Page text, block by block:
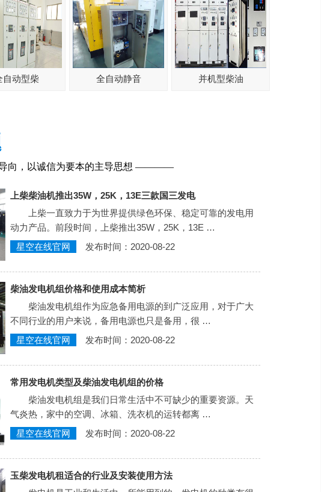
自动型柴 全自动静音 并机型柴油
向，以诚信为要本的主导思想 ————
上柴柴油机推出35W，25K，13E三款国三发电
上柴一直致力于为世界提供绿色环保、稳定可靠的发电用
动力产品。前段时间，上柴推出35W，25K，13E …
星空在线官网
发布时间：2020-08-22
柴油发电机组价格和使用成本简析
柴油发电机组作为应急备用电源的到广泛应用，对于广大
不同行业的用户来说，备用电源也只是备用，很 …
星空在线官网
发布时间：2020-08-22
常用发电机类型及柴油发电机组的价格
柴油发电机组是我们日常生活中不可缺少的重要资源。天
气炎热，家中的空调、冰箱、洗衣机的运转都离 …
星空在线官网
发布时间：2020-08-22
玉柴发电机租适合的行业及安装使用方法